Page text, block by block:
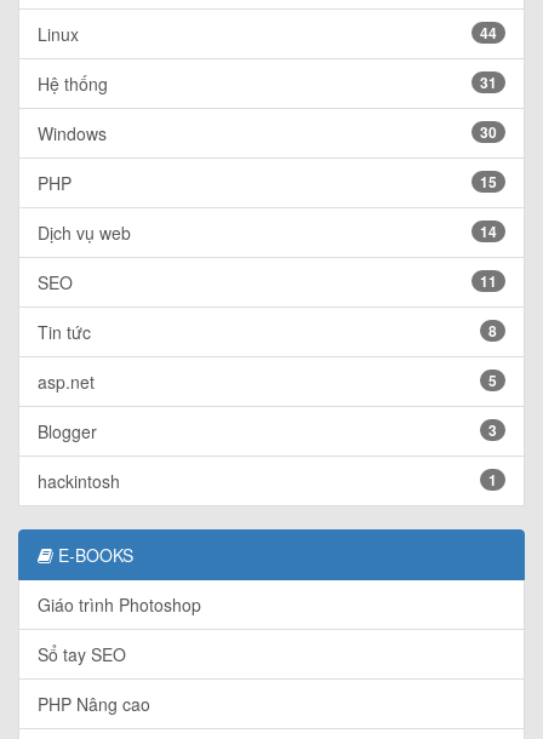
Linux 44
Hệ thống 31
Windows 30
PHP 15
Dịch vụ web 14
SEO 11
Tin tức 8
asp.net 5
Blogger 3
hackintosh 1
E-BOOKS
Giáo trình Photoshop
Sổ tay SEO
PHP Nâng cao